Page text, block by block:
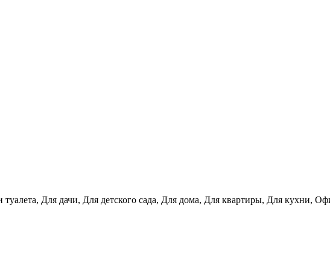
Для дачи, Для детского сада, Для дома, Для квартиры, Для кухни,